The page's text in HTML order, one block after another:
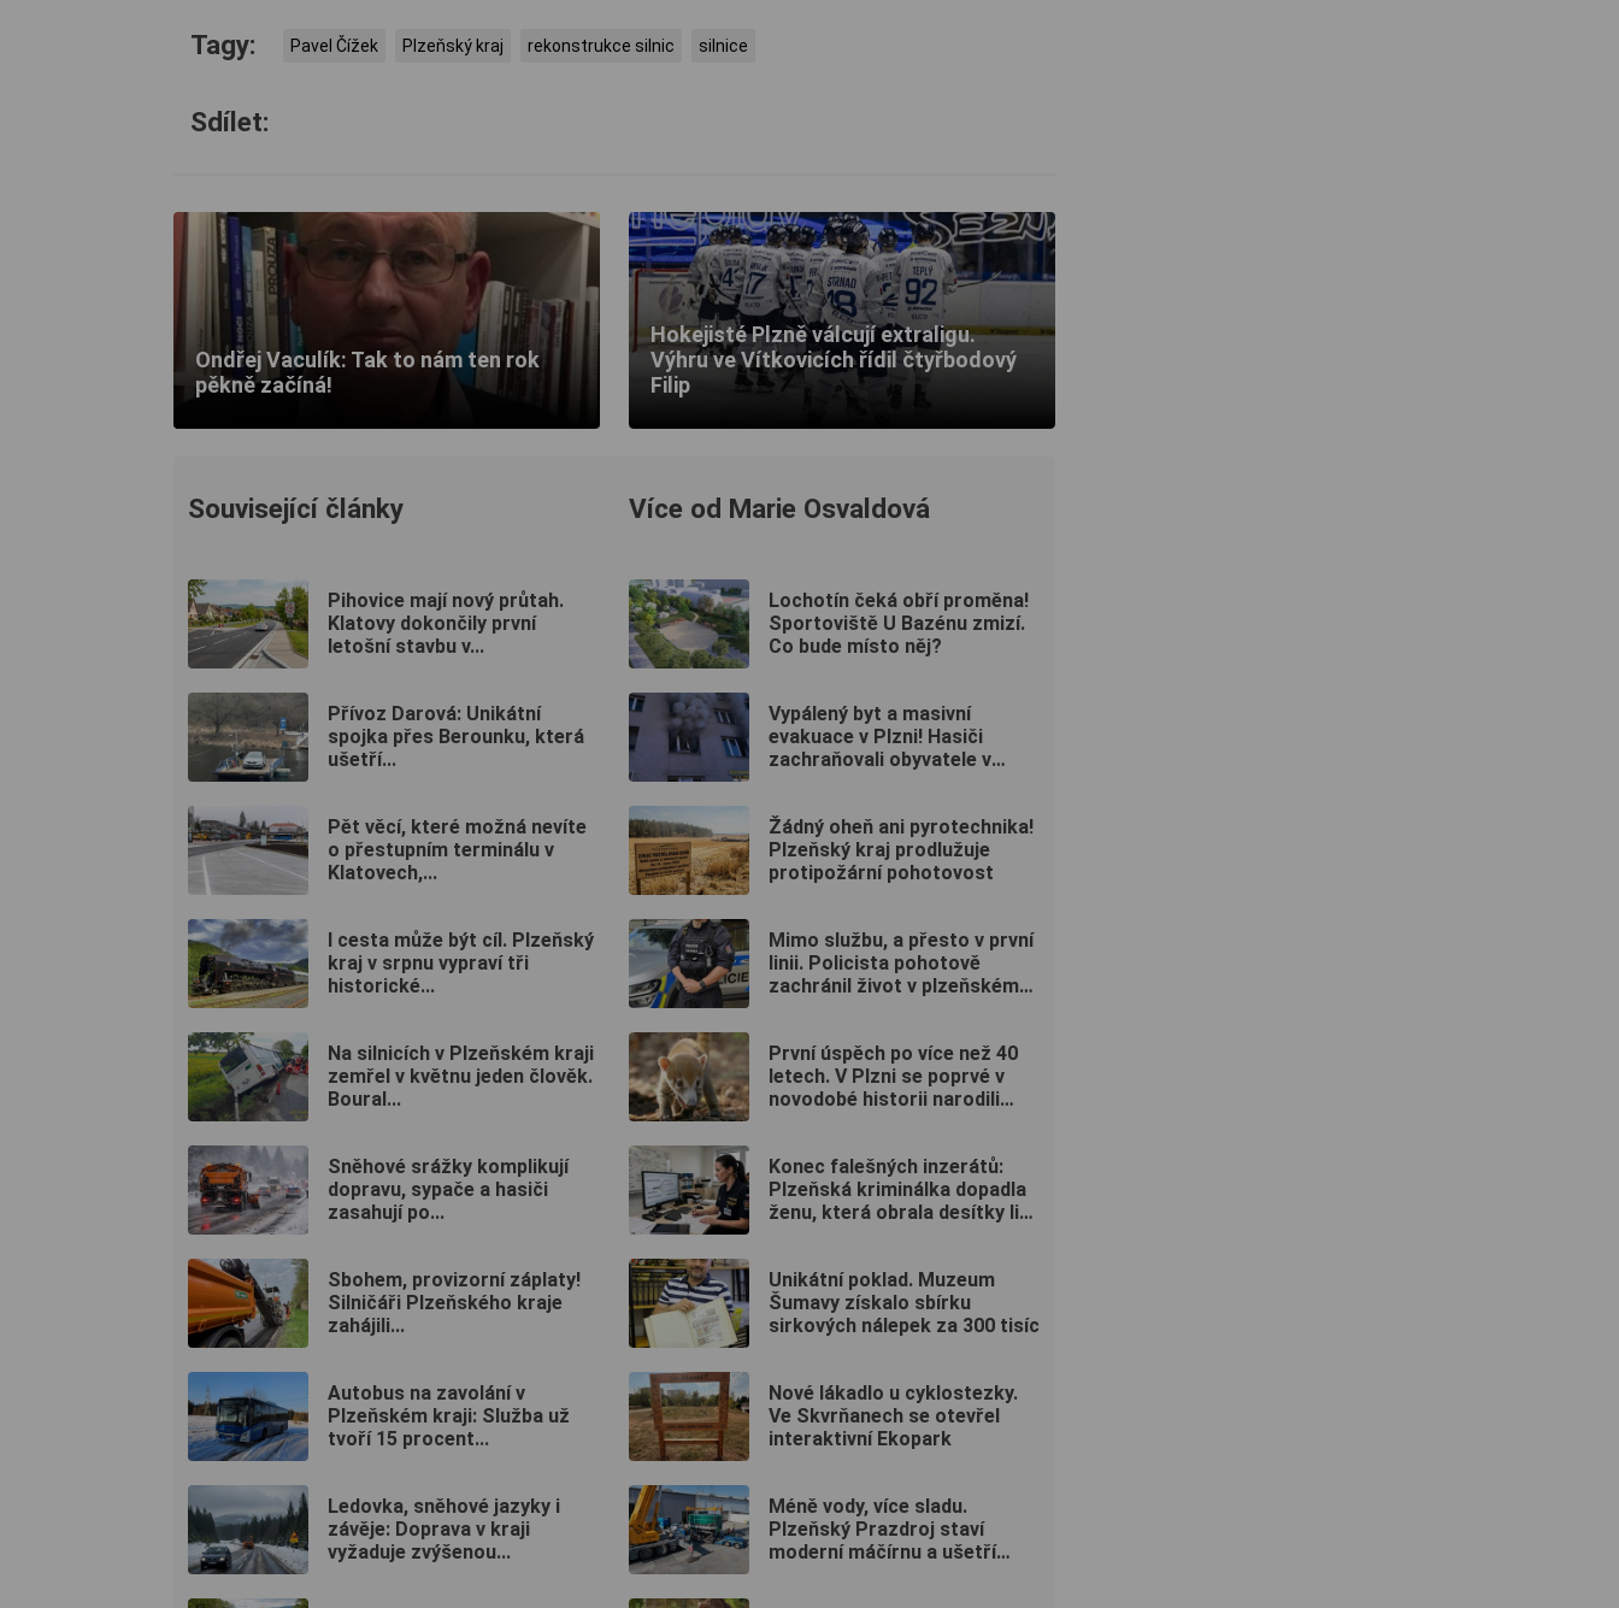
Tagy: Pavel Čížek Plzeňský kraj rekonstrukce silnic silnice
Sdílet:
Ondřej Vaculík: Tak to nám ten rok
pěkně začíná!
Hokejisté Plzně válcují extraligu.
Výhru ve Vítkovicích řídil čtyřbodový
Filip
Související články
Pihovice mají nový průtah.
Klatovy dokončily první
letošní stavbu v...
Přívoz Darová: Unikátní
spojka přes Berounku, která
ušetří...
Pět věcí, které možná nevíte
o přestupním terminálu v
Klatovech,...
I cesta může být cíl. Plzeňský
kraj v srpnu vypraví tři
historické...
Na silnicích v Plzeňském kraji
zemřel v květnu jeden člověk.
Boural...
Sněhové srážky komplikují
dopravu, sypače a hasiči
zasahují po...
Sbohem, provizorní záplaty!
Silničáři Plzeňského kraje
zahájili...
Autobus na zavolání v
Plzeňském kraji: Služba už
tvoří 15 procent...
Ledovka, sněhové jazyky i
závěje: Doprava v kraji
vyžaduje zvýšenou...
Více od Marie Osvaldová
Lochotín čeká obří proměna!
Sportoviště U Bazénu zmizí.
Co bude místo něj?
Vypálený byt a masivní
evakuace v Plzni! Hasiči
zachraňovali obyvatele v
Žádný oheň ani pyrotechnika!
Plzeňský kraj prodlužuje
protipožární pohotovost
Mimo službu, a přesto v první
linii. Policista pohotově
zachránil život v plzeňském
První úspěch po více než 40
letech. V Plzni se poprvé v
novodobé historii narodili
Konec falešných inzerátů:
Plzeňská kriminálka dopadla
ženu, která obrala desítky lidí
Unikátní poklad. Muzeum
Šumavy získalo sbírku
sirkových nálepek za 300 tisíc
Nové lákadlo u cyklostezky.
Ve Skvrňanech se otevřel
interaktivní Ekopark
Méně vody, více sladu.
Plzeňský Prazdroj staví
moderní máčírnu a ušetří